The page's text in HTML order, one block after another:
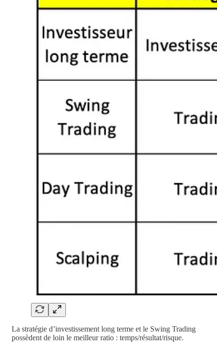
La stratégie d’investissement long terme et le Swing Trading
possèdent de loin le meilleur ratio : temps/résultat/risque.